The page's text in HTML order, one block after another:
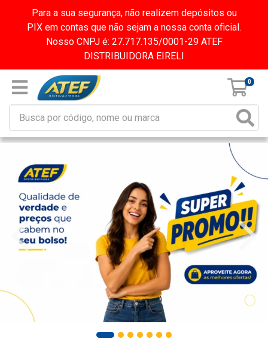
Para a sua segurança, não realizem depósitos ou
PIX em contas que não sejam a nossa conta oficial.
Nosso CNPJ é: 27.717.135/0001-29 ATEF
DISTRIBUIDORA EIRELI
0